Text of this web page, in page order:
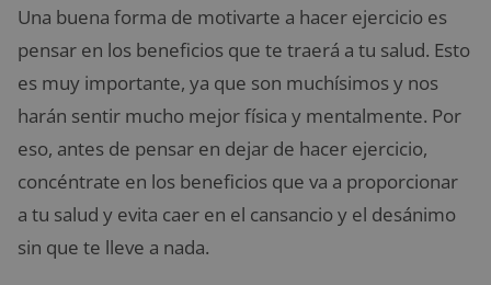
Una buena forma de motivarte a hacer ejercicio es
pensar en los beneficios que te traerá a tu salud. Esto
es muy importante, ya que son muchísimos y nos
harán sentir mucho mejor física y mentalmente. Por
eso, antes de pensar en dejar de hacer ejercicio,
concéntrate en los beneficios que va a proporcionar
a tu salud y evita caer en el cansancio y el desánimo
sin que te lleve a nada.